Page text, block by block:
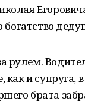
богатство
рулем.
как и
брата